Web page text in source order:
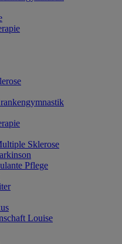
Sklerose
Pflege
Louise